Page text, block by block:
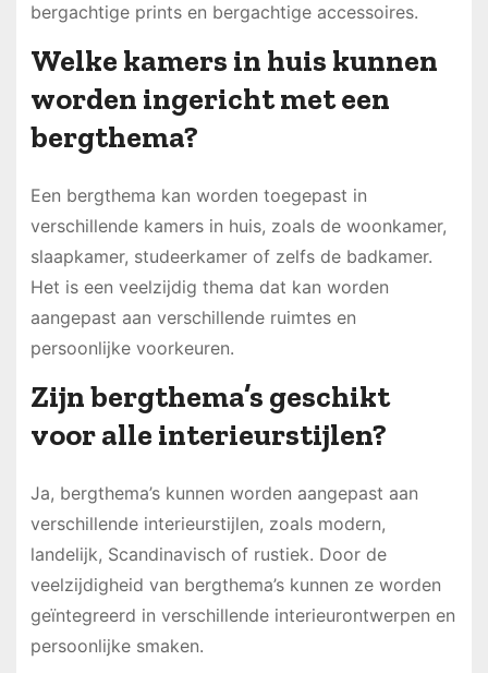
bergachtige prints en bergachtige accessoires.
Welke kamers in huis kunnen
worden ingericht met een
bergthema?
Een bergthema kan worden toegepast in
verschillende kamers in huis, zoals de woonkamer,
slaapkamer, studeerkamer of zelfs de badkamer.
Het is een veelzijdig thema dat kan worden
aangepast aan verschillende ruimtes en
persoonlijke voorkeuren.
Zijn bergthema’s geschikt
voor alle interieurstijlen?
Ja, bergthema’s kunnen worden aangepast aan
verschillende interieurstijlen, zoals modern,
landelijk, Scandinavisch of rustiek. Door de
veelzijdigheid van bergthema’s kunnen ze worden
geïntegreerd in verschillende interieurontwerpen en
persoonlijke smaken.